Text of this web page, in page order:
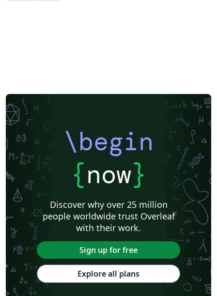
\begin
{now}
Discover why over 25 million
people worldwide trust Overleaf
with their work.
Sign up for free
Explore all plans